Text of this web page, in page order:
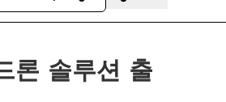
론 솔루션 출